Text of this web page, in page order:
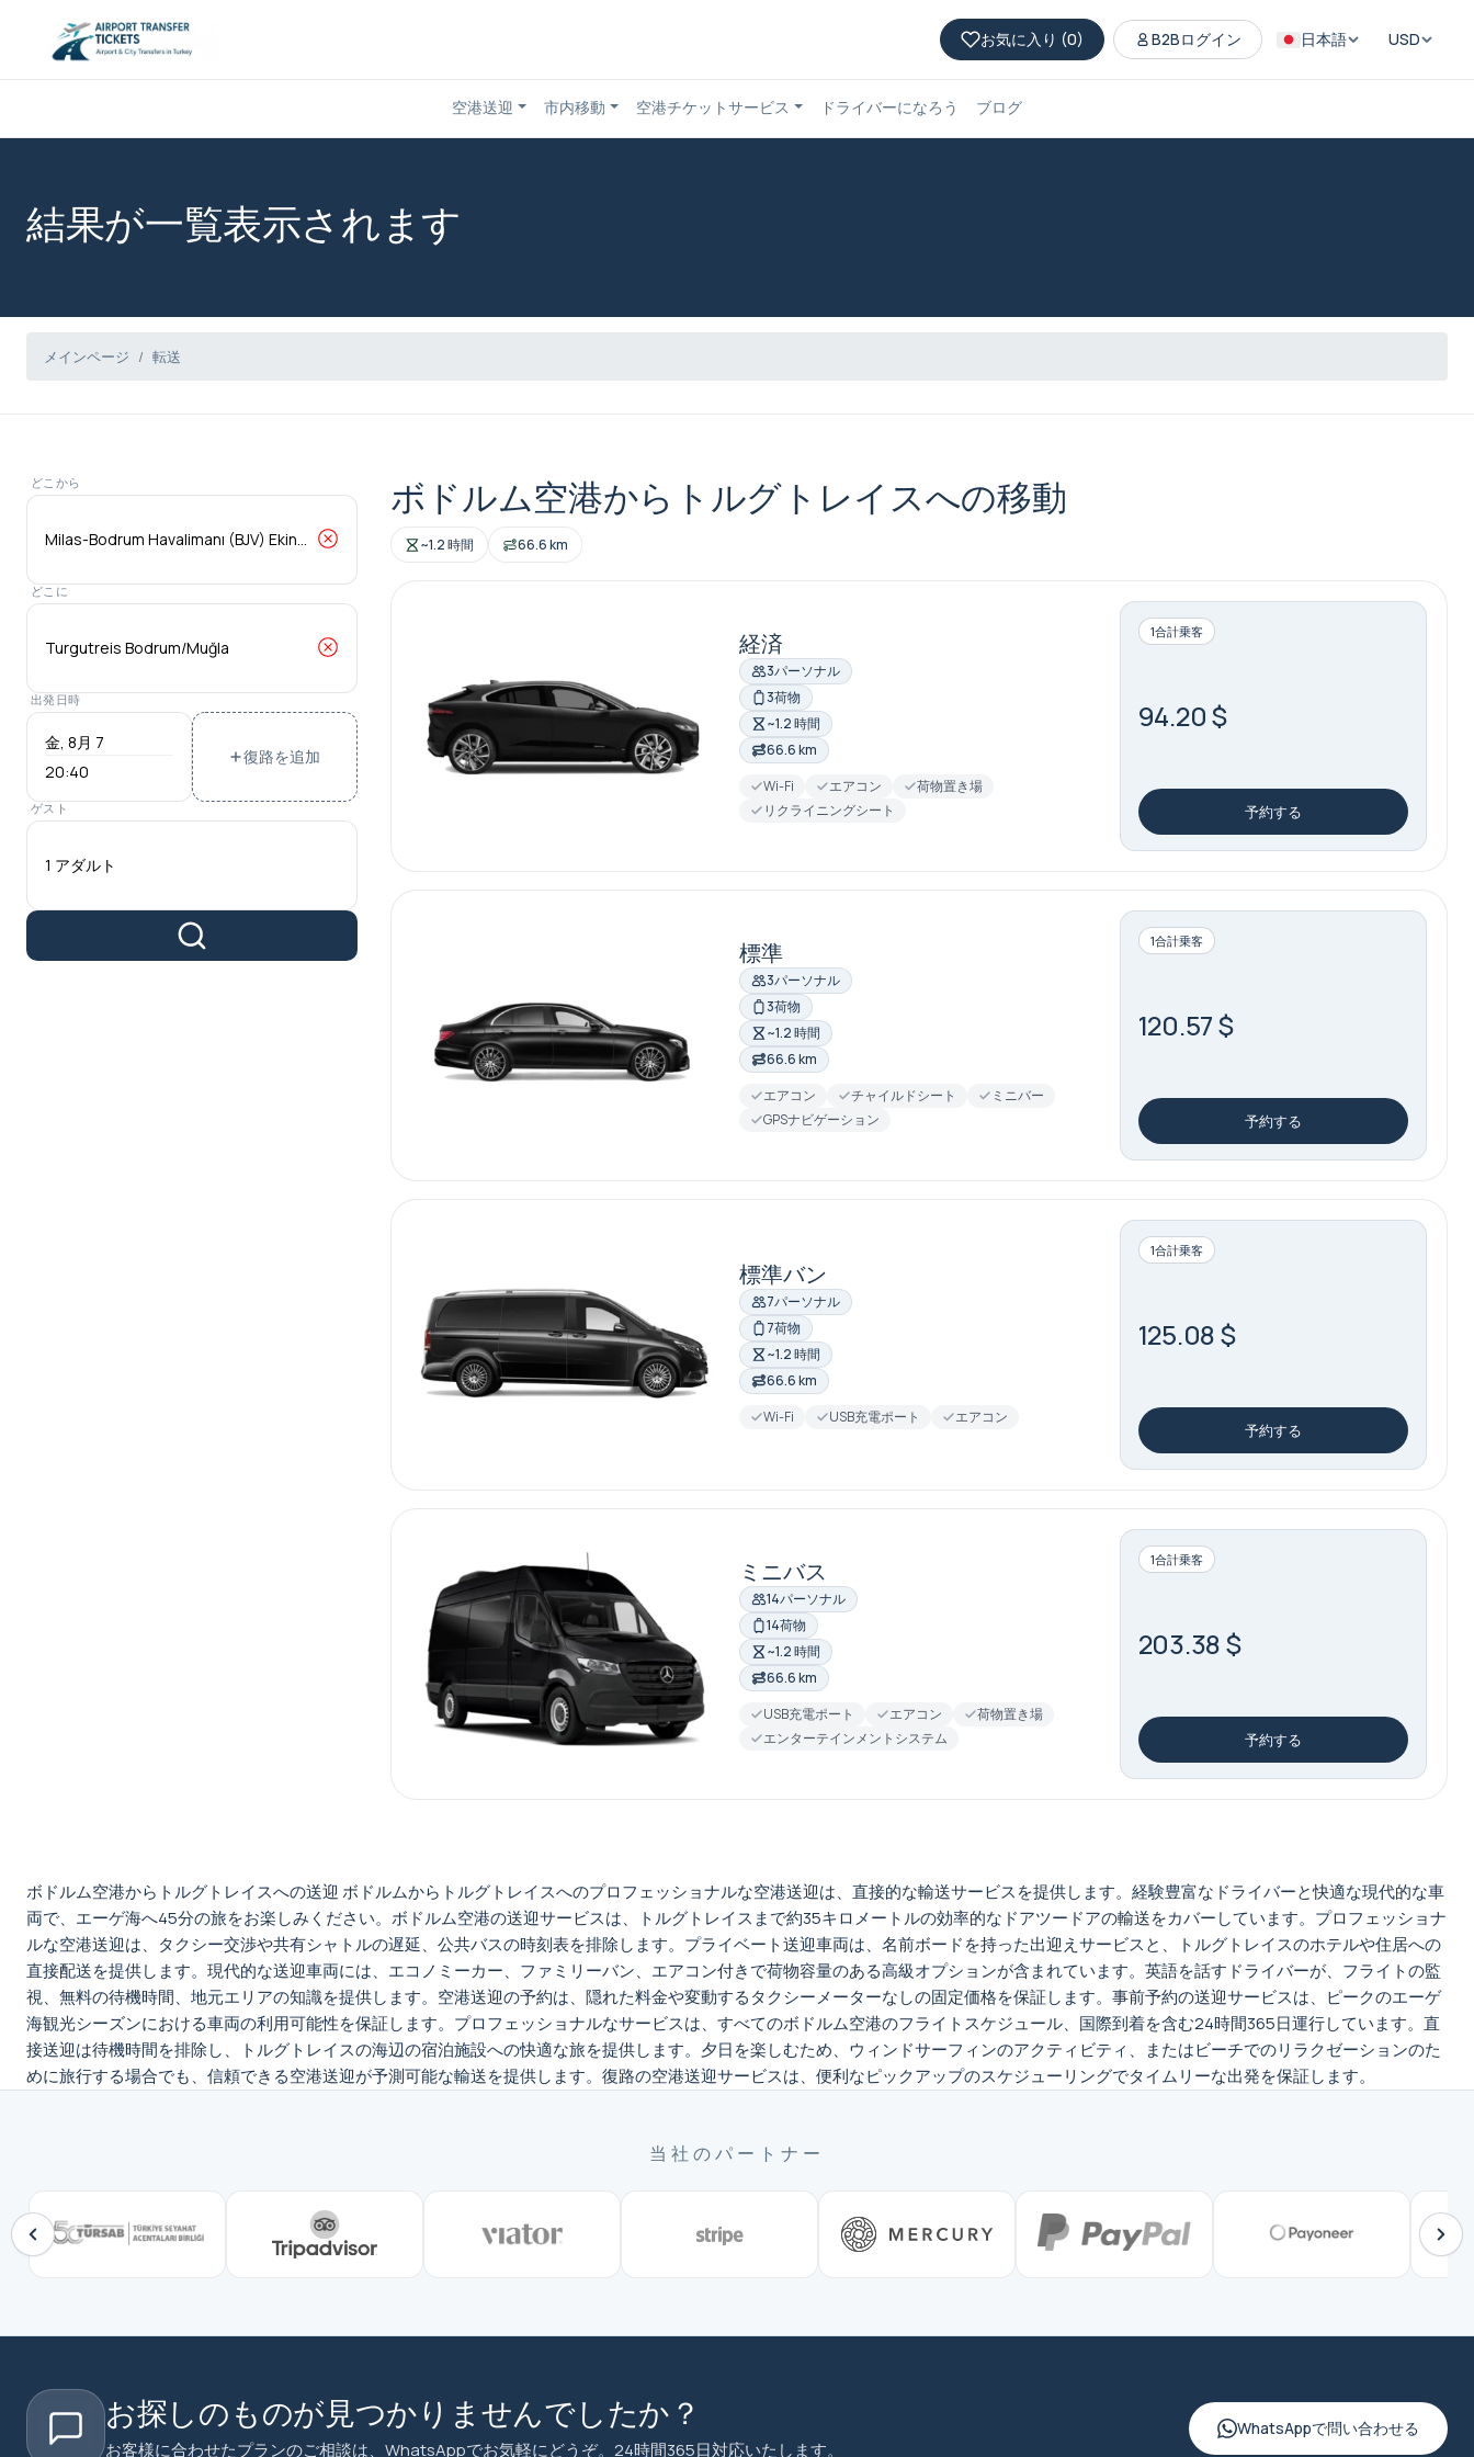
お気に入り (0) B2Bログイン 日本語 USD
空港送迎 市内移動 空港チケットサービス ドライバーになろう ブログ
結果が一覧表示されます
メインページ 転送
どこから
どこに
出発日時
20:40
復路を追加
ゲスト
1 アダルト
ボドルム空港からトルグトレイスへの移動
~1.2 時間 66.6 km
経済
3パーソナル
3荷物
~1.2 時間
66.6 km
Wi-Fi
エアコン
荷物置き場
リクライニングシート
1合計乗客
94.20 $
予約する
標準
3パーソナル
3荷物
~1.2 時間
66.6 km
エアコン
チャイルドシート
ミニバー
GPSナビゲーション
1合計乗客
120.57 $
予約する
標準バン
7パーソナル
7荷物
~1.2 時間
66.6 km
Wi-Fi
USB充電ポート エアコン
1合計乗客
125.08 $
予約する
ミニバス
14パーソナル
14荷物
~1.2 時間
66.6 km
USB充電ポート
エアコン
荷物置き場
エンターテインメントシステム
1合計乗客
203.38 $
予約する
ボドルム空港からトルグトレイスへの送迎 ボドルムからトルグトレイスへのプロフェッショナルな空港送迎は、直接的な輸送サービスを提供します。経験豊富なドライバーと快適な現代的な車
両で、エーゲ海へ45分の旅をお楽しみください。ボドルム空港の送迎サービスは、トルグトレイスまで約35キロメートルの効率的なドアツードアの輸送をカバーしています。プロフェッショナ
ルな空港送迎は、タクシー交渉や共有シャトルの遅延、公共バスの時刻表を排除します。プライベート送迎車両は、名前ボードを持った出迎えサービスと、トルグトレイスのホテルや住居への
直接配送を提供します。現代的な送迎車両には、エコノミーカー、ファミリーバン、エアコン付きで荷物容量のある高級オプションが含まれています。英語を話すドライバーが、フライトの監
視、無料の待機時間、地元エリアの知識を提供します。空港送迎の予約は、隠れた料金や変動するタクシーメーターなしの固定価格を保証します。事前予約の送迎サービスは、ピークのエーゲ
海観光シーズンにおける車両の利用可能性を保証します。プロフェッショナルなサービスは、すべてのボドルム空港のフライトスケジュール、国際到着を含む24時間365日運行しています。直
接送迎は待機時間を排除し、トルグトレイスの海辺の宿泊施設への快適な旅を提供します。夕日を楽しむため、ウィンドサーフィンのアクティビティ、またはビーチでのリラクゼーションのた
めに旅行する場合でも、信頼できる空港送迎が予測可能な輸送を提供します。復路の空港送迎サービスは、便利なピックアップのスケジューリングでタイムリーな出発を保証します。
当社のパートナー
お探しのものが見つかりませんでしたか？
お客様に合わせたプランのご相談は、WhatsAppでお気軽にどうぞ。24時間365日対応いたします。
WhatsAppで問い合わせる